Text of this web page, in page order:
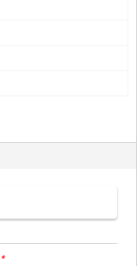
*